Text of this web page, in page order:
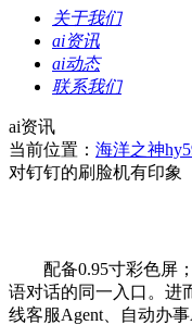
关于我们
ai资讯
ai动态
联系我们
ai资讯
当前位置： 海洋之神
对钉钉的刷脸机有印象
配备0.95寸彩色屏；
语对话的同一入口。进
线客服Agent、自动办